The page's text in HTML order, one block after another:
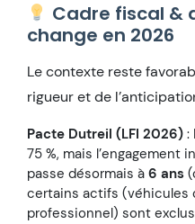
Cadre fiscal &
change en 2026
Le contexte reste
rigueur et de
Pacte Dutreil (LFI 2026) :
75 %, mais l’engagement
passe désormais à 6 ans
certains actifs (véhicules
professionnel) sont